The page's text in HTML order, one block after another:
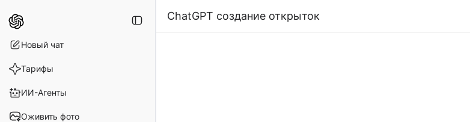
Новый чат
Тарифы
ИИ-Агенты
Оживить фото
ChatGPT создание открыток